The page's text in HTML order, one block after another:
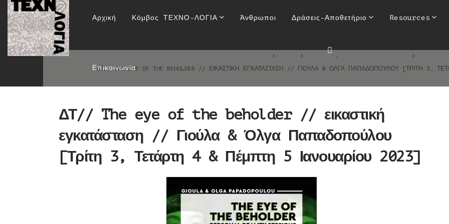
Αρχική Κόμβος ΤΕΧΝΟ-ΛΟΓΙΑ Άνθρωποι Δράσεις-Αποθετήριο Resources
Επικοινωνία
ΔΤ// The eye of the beholder // εικαστική
,
ΔΤ// THE EYE OF THE BEHOLDER // ΕΙΚΑΣΤΙΚΉ ΕΓΚΑΤΆΣΤΑΣΗ // ΓΙΟΎΛΑ & ΌΛΓΑ ΠΑΠΑΔΟΠΟΎΛΟΥ [ΤΡΊΤΗ 3,
ΔΤ// The eye of the beholder // εικαστική
εγκατάσταση // Γιούλα & Όλγα Παπαδοπούλου
[Τρίτη 3, Τετάρτη 4 & Πέμπτη 5 Ιανουαρίου 2023]